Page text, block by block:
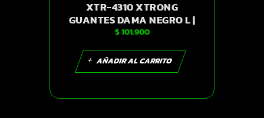
XTR-4310 XTRONG
GUANTES DAMA NEGRO L |
SKU14278
$101.900
AÑADIR AL CARRITO